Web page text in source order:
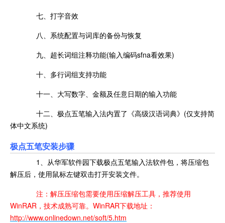
七、打字音效
八、系统配置与词库的备份与恢复
九、超长词组注释功能(输入编码sfna看效果)
十、多行词组支持功能
十一、大写数字、金额及任意日期的输入功能
十二、极点五笔输入法内置了《高级汉语词典》(仅支持简
体中文系统)
极点五笔安装步骤
1、从华军软件园下载极点五笔输入法软件包，将压缩包
解压后，使用鼠标左键双击打开安装文件。
注：解压压缩包需要使用压缩解压工具，推荐使用
WinRAR，技术成熟可靠。WinRAR下载地址：
http://www.onlinedown.net/soft/5.htm